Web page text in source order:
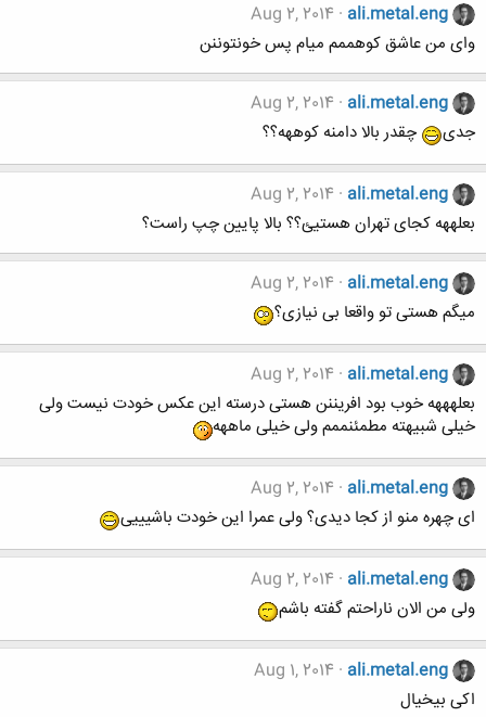
ali.metal.eng
Aug 2, 2014
وای من عاشق کوهممم میام پس خونتوننن
ali.metal.eng
Aug 2, 2014
جدی
چقدر بالا دامنه کوههه؟؟
ali.metal.eng
Aug 2, 2014
بعلههه کجای تهران هستیئ؟؟ بالا پایین چپ راست؟
ali.metal.eng
Aug 2, 2014
میگم هستی تو واقعا بی نیازی؟
ali.metal.eng
Aug 2, 2014
بعلهههه خوب بود افریننن هستی درسته این عکس خودت نیست ولی
خیلی شبیهته مطمئنممم ولی خیلی ماههه
ali.metal.eng
Aug 2, 2014
ای چهره منو از کجا دیدی؟ ولی عمرا این خودت باشیییی
ali.metal.eng
Aug 2, 2014
ولی من الان ناراحتم گفته باشم
ali.metal.eng
Aug 1, 2014
اکی بیخیال